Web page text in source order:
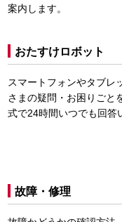
案内します。
おたすけロボット
スマートフォンやタブレ
さまの疑問・お困りごと
式で24時間いつでも回答
故障・修理